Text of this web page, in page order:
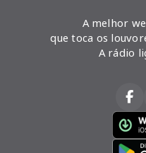
A melhor
que toca os
A rádio